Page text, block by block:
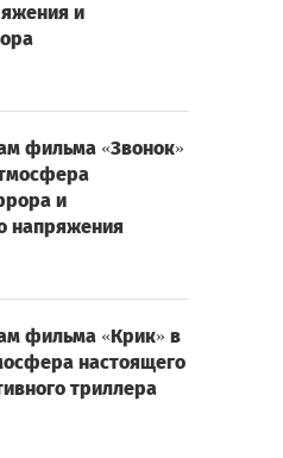
и
фильма «Звонок»
и
напряжения
фильма «Крик» в
настоящего
триллера